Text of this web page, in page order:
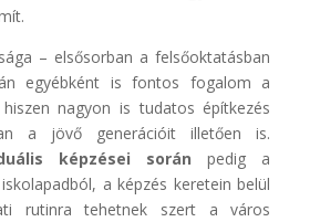
– elsősorban a felsőoktatásban
egyébként is fontos fogalom a
nagyon is tudatos építkezés
a jövő generációit illetően is.
képzései során
pedig a
a képzés keretein belül
rutinra tehetnek szert a város